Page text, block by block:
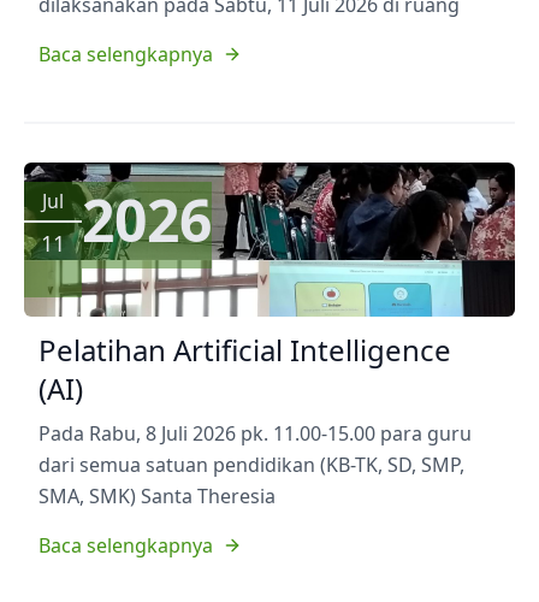
Baca selengkapnya
Jul
11 2026
Pelatihan Artificial Intelligence
(AI)
Pada Rabu, 8 Juli 2026 pk. 11.00-15.00 para guru
dari semua satuan pendidikan (KB-TK, SD, SMP,
SMA, SMK) Santa Theresia
Baca selengkapnya